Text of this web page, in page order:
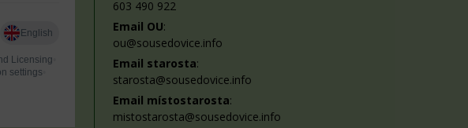
603 490 922
Email OU:
ou@sousedovice.info
Email starosta:
starosta@sousedovice.info
Email místostarosta:
mistostarosta@sousedovice.info